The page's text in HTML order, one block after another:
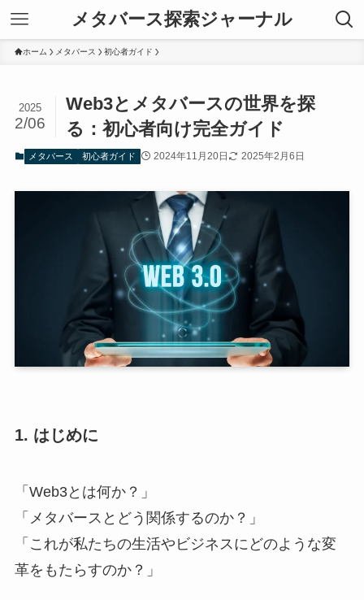
メタバース探索ジャーナル
ホーム メタバース 初心者ガイド
Web3とメタバースの世界を探
る：初心者向け完全ガイド
2025
2/06
メタバース 初心者ガイド 2024年11月20日 2025年2月6日
1. はじめに
「Web3とは何か？」
「メタバースとどう関係するのか？」
「これが私たちの生活やビジネスにどのような変
革をもたらすのか？」